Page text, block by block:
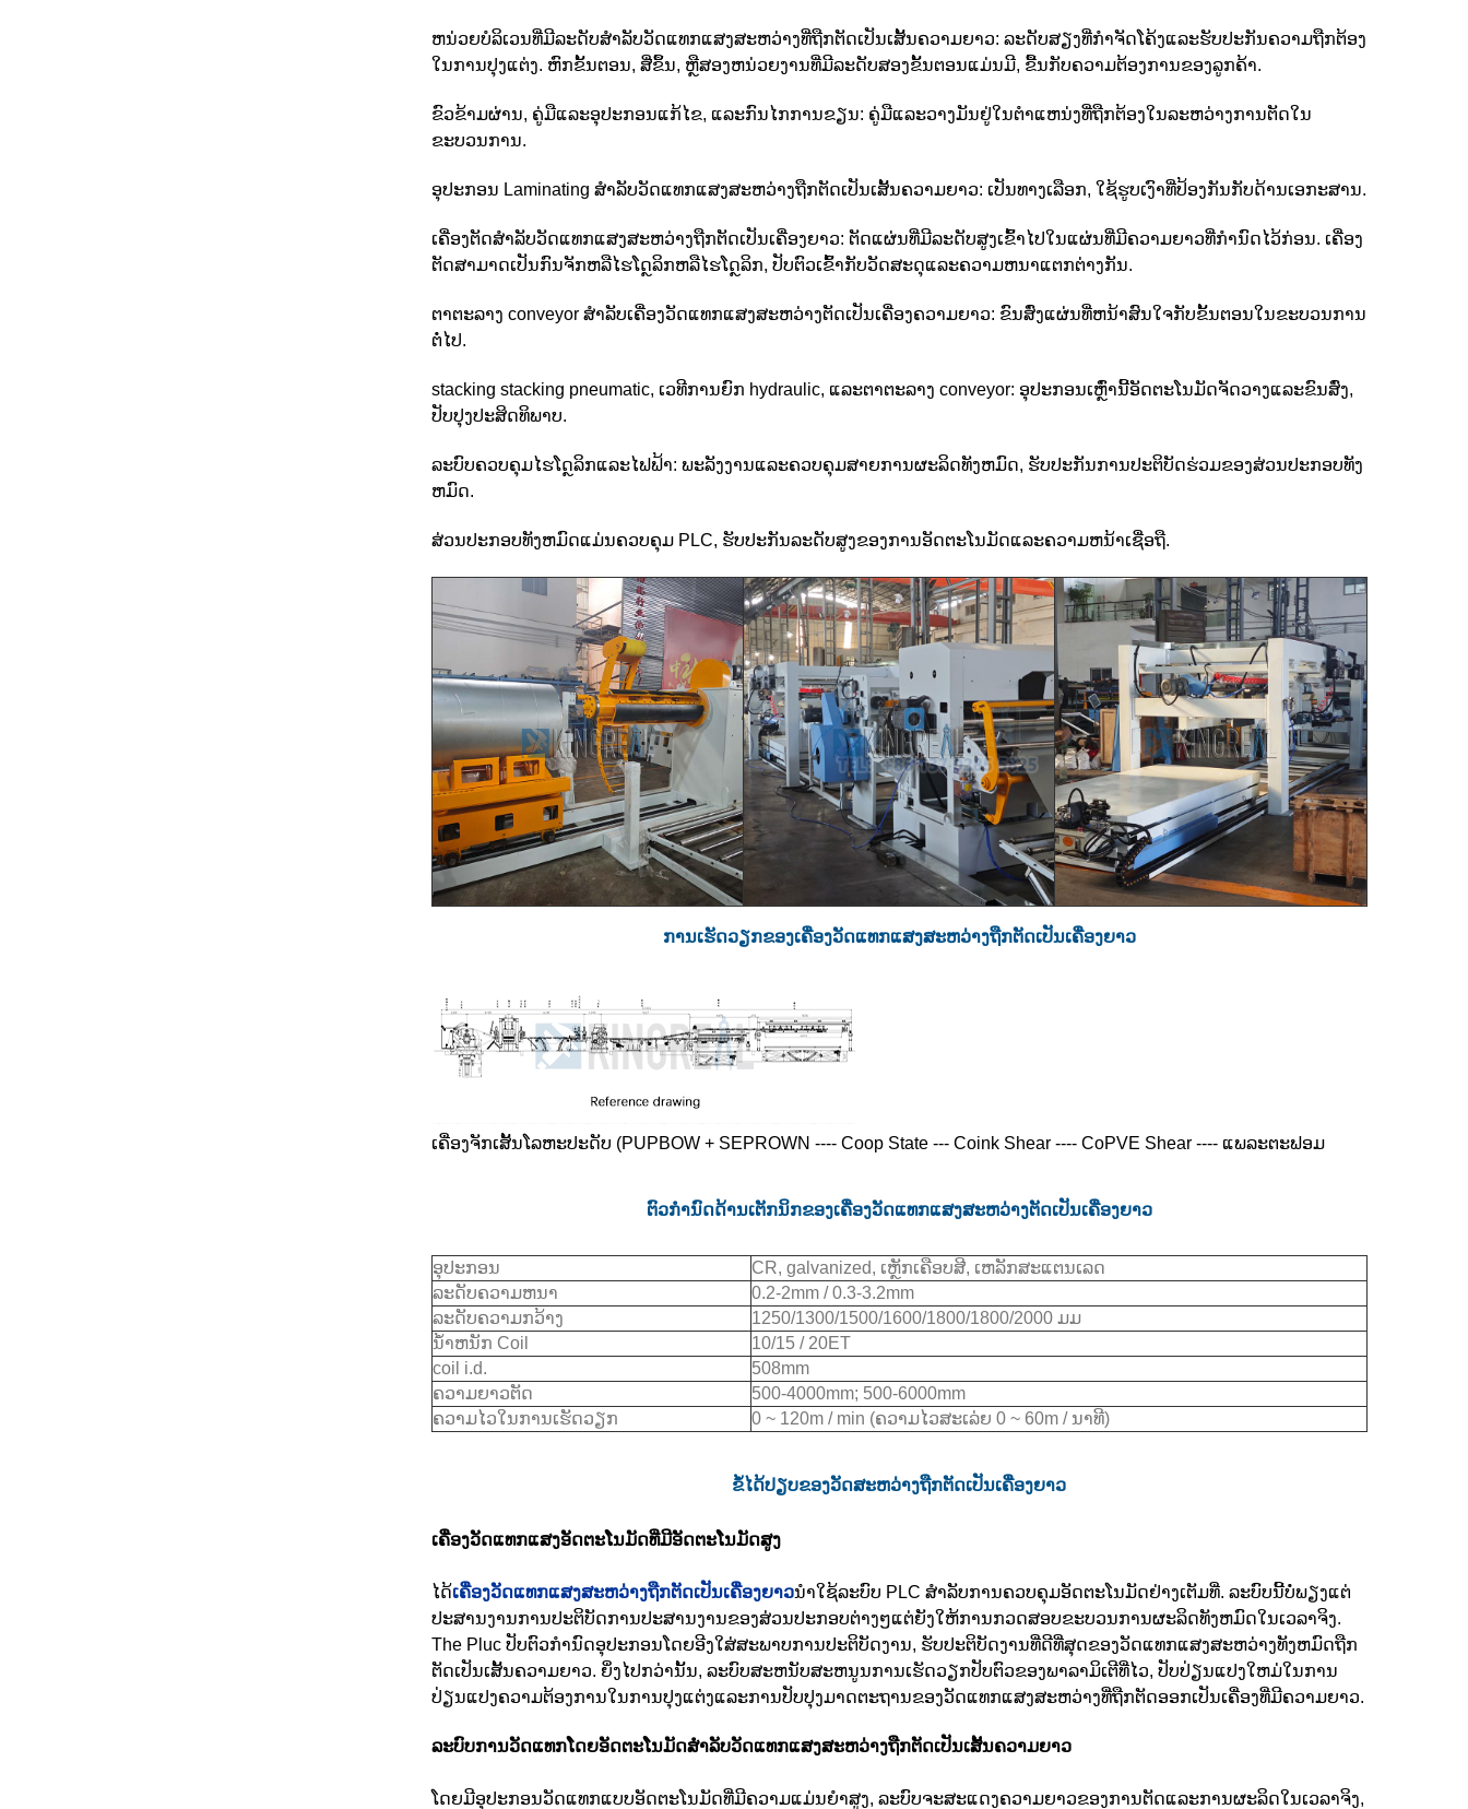
ຫນ່ວຍບໍລິເວນທີ່ມີລະດັບສໍາລັບວັດແທກແສງສະຫວ່າງທີ່ຖືກຕັດເປັນເສັ້ນຄວາມຍາວ: ລະດັບສຽງທີ່ກໍາຈັດໂຄ້ງແລະຮັບປະກັນຄວາມຖືກຕ້ອງ
ໃນການປຸງແຕ່ງ. ຫົກຂັ້ນຕອນ, ສີ່ຂຶ້ນ, ຫຼືສອງຫນ່ວຍງານທີ່ມີລະດັບສອງຂັ້ນຕອນແມ່ນມີ, ຂື້ນກັບຄວາມຕ້ອງການຂອງລູກຄ້າ.
ຂົວຂ້າມຜ່ານ, ຄູ່ມືແລະອຸປະກອນແກ້ໄຂ, ແລະກົນໄກການຂຽນ: ຄູ່ມືແລະວາງມັນຢູ່ໃນຕໍາແຫນ່ງທີ່ຖືກຕ້ອງໃນລະຫວ່າງການຕັດໃນ
ຂະບວນການ.
ອຸປະກອນ Laminating ສໍາລັບວັດແທກແສງສະຫວ່າງຖືກຕັດເປັນເສັ້ນຄວາມຍາວ: ເປັນທາງເລືອກ, ໃຊ້ຮູບເງົາທີ່ປ້ອງກັນກັບດ້ານເອກະສານ.
ເຄື່ອງຕັດສໍາລັບວັດແທກແສງສະຫວ່າງຖືກຕັດເປັນເຄື່ອງຍາວ: ຕັດແຜ່ນທີ່ມີລະດັບສູງເຂົ້າໄປໃນແຜ່ນທີ່ມີຄວາມຍາວທີ່ກໍານົດໄວ້ກ່ອນ. ເຄື່ອງ
ຕັດສາມາດເປັນກົນຈັກຫລືໄຮໂດຼລິກຫລືໄຮໂດຼລິກ, ປັບຕົວເຂົ້າກັບວັດສະດຸແລະຄວາມຫນາແຕກຕ່າງກັນ.
ຕາຕະລາງ conveyor ສໍາລັບເຄື່ອງວັດແທກແສງສະຫວ່າງຕັດເປັນເຄື່ອງຄວາມຍາວ: ຂົນສົ່ງແຜ່ນທີ່ຫນ້າສົນໃຈກັບຂັ້ນຕອນໃນຂະບວນການ
ຕໍ່ໄປ.
stacking stacking pneumatic, ເວທີການຍົກ hydraulic, ແລະຕາຕະລາງ conveyor: ອຸປະກອນເຫຼົ່ານີ້ອັດຕະໂນມັດຈັດວາງແລະຂົນສົ່ງ,
ປັບປຸງປະສິດທິພາບ.
ລະບົບຄວບຄຸມໄຮໂດຼລິກແລະໄຟຟ້າ: ພະລັງງານແລະຄວບຄຸມສາຍການຜະລິດທັງຫມົດ, ຮັບປະກັນການປະຕິບັດຮ່ວມຂອງສ່ວນປະກອບທັງ
ຫມົດ.
ສ່ວນປະກອບທັງຫມົດແມ່ນຄວບຄຸມ PLC, ຮັບປະກັນລະດັບສູງຂອງການອັດຕະໂນມັດແລະຄວາມຫນ້າເຊື່ອຖື.
ການເຮັດວຽກຂອງເຄື່ອງວັດແທກແສງສະຫວ່າງຖືກຕັດເປັນເຄື່ອງຍາວ
ເຄື່ອງຈັກເສັ້ນໂລຫະປະດັບ (PUPBOW + SEPROWN ---- Coop State --- Coink Shear ---- CoPVE Shear ---- ແພລະຕະຟອມ
ຕົວກໍານົດດ້ານເຕັກນິກຂອງເຄື່ອງວັດແທກແສງສະຫວ່າງຕັດເປັນເຄື່ອງຍາວ
ອຸປະກອນ
CR, galvanized, ເຫຼັກເຄືອບສີ, ເຫລັກສະແຕນເລດ
ລະດັບຄວາມຫນາ
0.2-2mm / 0.3-3.2mm
ລະດັບຄວາມກວ້າງ
1250/1300/1500/1600/1800/1800/2000 ມມ
ນ້ໍາຫນັກ Coil
10/15 / 20ET
coil i.d.
508mm
ຄວາມຍາວຕັດ
500-4000mm; 500-6000mm
ຄວາມໄວໃນການເຮັດວຽກ
0 ~ 120m / min (ຄວາມໄວສະເລ່ຍ 0 ~ 60m / ນາທີ)
ຂໍ້ໄດ້ປຽບຂອງວັດສະຫວ່າງຖືກຕັດເປັນເຄື່ອງຍາວ
ເຄື່ອງວັດແທກແສງອັດຕະໂນມັດທີ່ມີອັດຕະໂນມັດສູງ
ໄດ້ເຄື່ອງວັດແທກແສງສະຫວ່າງຖືກຕັດເປັນເຄື່ອງຍາວນໍາໃຊ້ລະບົບ PLC ສໍາລັບການຄວບຄຸມອັດຕະໂນມັດຢ່າງເຕັມທີ່. ລະບົບນີ້ບໍ່ພຽງແຕ່
ປະສານງານການປະຕິບັດການປະສານງານຂອງສ່ວນປະກອບຕ່າງໆແຕ່ຍັງໃຫ້ການກວດສອບຂະບວນການຜະລິດທັງຫມົດໃນເວລາຈິງ.
The Pluc ປັບຕົວກໍານົດອຸປະກອນໂດຍອີງໃສ່ສະພາບການປະຕິບັດງານ, ຮັບປະຕິບັດງານທີ່ດີທີ່ສຸດຂອງວັດແທກແສງສະຫວ່າງທັງຫມົດຖືກ
ຕັດເປັນເສັ້ນຄວາມຍາວ. ຍິ່ງໄປກວ່ານັ້ນ, ລະບົບສະຫນັບສະຫນູນການເຮັດວຽກປັບຕົວຂອງພາລາມິເຕີທີ່ໄວ, ປັບປ່ຽນແປງໃຫມ່ໃນການ
ປ່ຽນແປງຄວາມຕ້ອງການໃນການປຸງແຕ່ງແລະການປັບປຸງມາດຕະຖານຂອງວັດແທກແສງສະຫວ່າງທີ່ຖືກຕັດອອກເປັນເຄື່ອງທີ່ມີຄວາມຍາວ.
ລະບົບການວັດແທກໂດຍອັດຕະໂນມັດສໍາລັບວັດແທກແສງສະຫວ່າງຖືກຕັດເປັນເສັ້ນຄວາມຍາວ
ໂດຍມີອຸປະກອນວັດແທກແບບອັດຕະໂນມັດທີ່ມີຄວາມແມ່ນຍໍາສູງ, ລະບົບຈະສະແດງຄວາມຍາວຂອງການຕັດແລະການຜະລິດໃນເວລາຈິງ,